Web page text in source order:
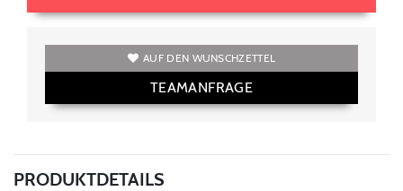
AUF DEN WUNSCHZETTEL
TEAMANFRAGE
PRODUKTDETAILS